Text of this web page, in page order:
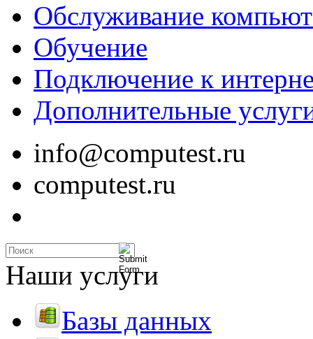
Обслуживание
Обучение
Подключение к
Дополнительные
info@computest.ru
computest.ru
Наши услуги
Базы данных